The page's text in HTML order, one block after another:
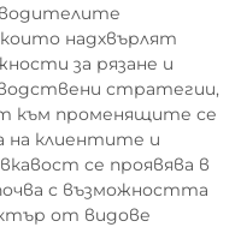
надхвърлят
за рязане и
стратегии,
към променящите се
на клиентите и
се проявява в
с възможността
от видове